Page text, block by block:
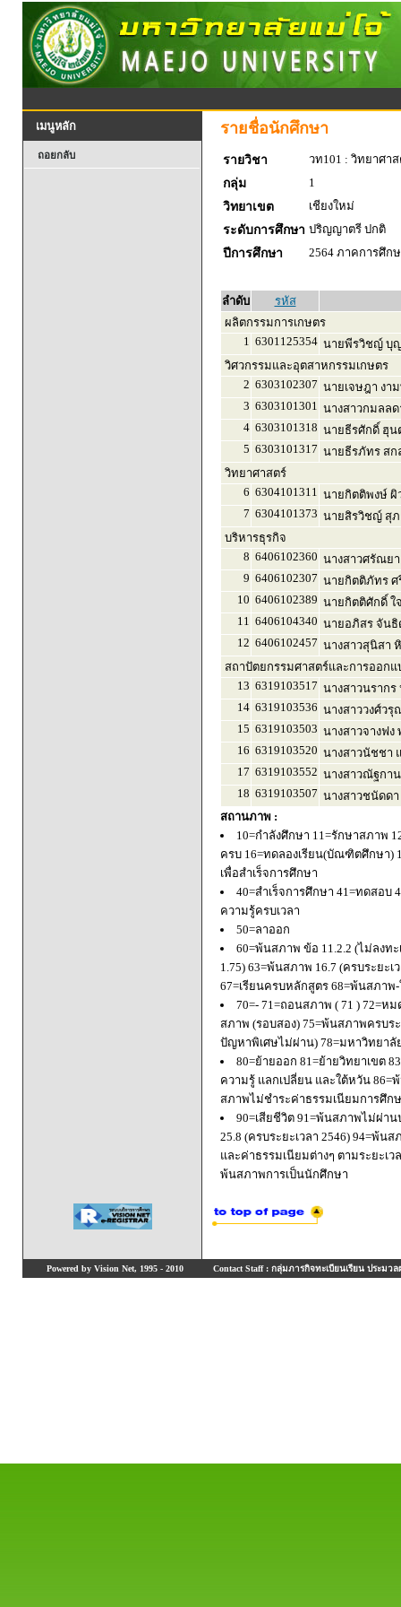
เมนูหลัก
ถอยกลับ
รายชื่อนักศึกษา
รายวิชา
วท101 : วิทยาศา
กลุ่ม
1
วิทยาเขต
เชียงใหม่
ระดับการศึกษา ปริญญาตรี ปกติ
ปีการศึกษา
2564 ภาคการศึก
ลำดับ
รหัส
ผลิตกรรมการเกษตร
1 6301125354 นายพีรวิชญ์ บุญ
วิศวกรรมและอุตสาหกรรมเกษตร
2 6303102307 นายเจษฎา งา
3 6303101301 นางสาวกมลลด
4 6303101318 นายธีรศักดิ์ ฮุน
5 6303101317 นายธีรภัทร ส
วิทยาศาสตร์
6 6304101311 นายกิตติพงษ์ ผิ
7 6304101373 นายสิรวิชญ์ สุ
บริหารธุรกิจ
8 6406102360 นางสาวศรัณย
9 6406102307 นายกิตติภัทร ศ
10 6406102389 นายกิตติศักดิ์ ใ
11 6406104340 นายอภิสร จันธิ
12 6406102457 นางสาวสุนิสา
สถาปัตยกรรมศาสตร์และการออก
13 6319103517 นางสาวนราก
14 6319103536 นางสาววงศ์ว
15 6319103503 นางสาวจางฟง
16 6319103520 นางสาวนัชชา
17 6319103552 นางสาวณัฐกา
18 6319103507 นางสาวชนัดดา
สถานภาพ :
10=กำลังศึกษา 11=รักษาสภาพ
ครบ 16=ทดลองเรียน(บัณฑิตศึกษา)
เพื่อสำเร็จการศึกษา
40=สำเร็จการศึกษา 41=ทดสอบ
ความรู้ครบเวลา
50=ลาออก
60=พ้นสภาพ ข้อ 11.2.2 (ไม่ลงท
1.75) 63=พ้นสภาพ 16.7 (ครบระยะ
67=เรียนครบหลักสูตร 68=พ้นสภา
70=- 71=ถอนสภาพ ( 71 ) 72=
สภาพ (รอบสอง) 75=พ้นสภาพครบ
ปัญหาพิเศษไม่ผ่าน) 78=มหาวิทยา
80=ย้ายออก 81=ย้ายวิทยาเขต
ความรู้ แลกเปลี่ยน และใต้หวัน
สภาพไม่ชำระค่าธรรมเนียมการศึก
90=เสียชีวิต 91=พ้นสภาพไม่ผ่า
25.8 (ครบระยะเวลา 2546) 94=พ้
และค่าธรรมเนียมต่างๆ ตามระยะเ
พ้นสภาพการเป็นนักศึกษา
Powered by Vision Net, 1995 - 2010 Contact Staff : กลุ่มภารกิจทะเบียนเรียน ประมวล